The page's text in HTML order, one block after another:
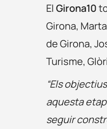
ElGirona10
Girona,
de Girona,
Turisme,
“Els
aquesta
seguir